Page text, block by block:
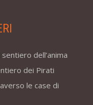
dell’anima
dei Pirati
le case di